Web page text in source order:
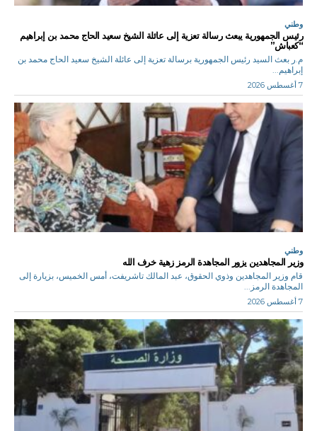
وطني
رئيس الجمهورية يبعث رسالة تعزية إلى عائلة الشيخ سعيد الحاج محمد بن إبراهيم
“كعباش”
م.ر بعث السيد رئيس الجمهورية برسالة تعزية إلى عائلة الشيخ سعيد الحاج محمد بن
إبراهيم...
7 أغسطس 2026
وطني
وزير المجاهدين يزور المجاهدة الرمز زهية خرف الله
قام وزير المجاهدين وذوي الحقوق، عبد المالك تاشريفت، أمس الخميس، بزيارة إلى
المجاهدة الرمز...
7 أغسطس 2026